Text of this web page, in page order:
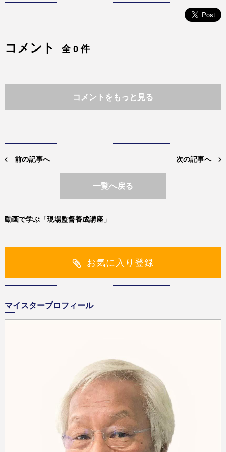
コメント 全 0 件
コメントをもっと見る
前の記事へ 次の記事へ
一覧へ戻る
動画で学ぶ「現場監督養成講座」
お気に入り登録
マイスタープロフィール